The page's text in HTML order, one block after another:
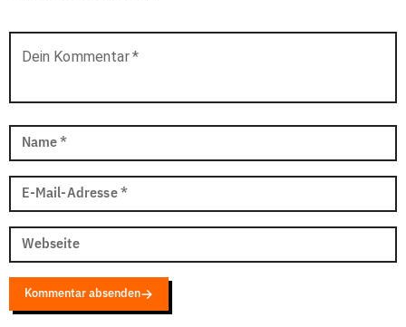
Dein Kommentar*
Name *
E-Mail-Adresse *
Webseite
Kommentar absenden